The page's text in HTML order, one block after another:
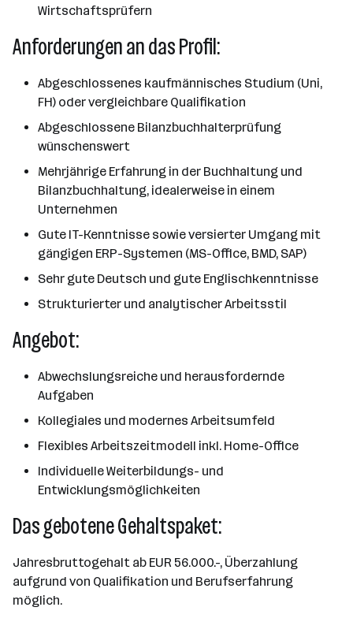
Wirtschaftsprüfern
Anforderungen an das Profil:
Abgeschlossenes kaufmännisches Studium (Uni,
FH) oder vergleichbare Qualifikation
Abgeschlossene Bilanzbuchhalterprüfung
wünschenswert
Mehrjährige Erfahrung in der Buchhaltung und
Bilanzbuchhaltung, idealerweise in einem
Unternehmen
Gute IT-Kenntnisse sowie versierter Umgang mit
gängigen ERP-Systemen (MS-Office, BMD, SAP)
Sehr gute Deutsch und gute Englischkenntnisse
Strukturierter und analytischer Arbeitsstil
Angebot:
Abwechslungsreiche und herausfordernde
Aufgaben
Kollegiales und modernes Arbeitsumfeld
Flexibles Arbeitszeitmodell inkl. Home-Office
Individuelle Weiterbildungs- und
Entwicklungsmöglichkeiten
Das gebotene Gehaltspaket:
Jahresbruttogehalt ab EUR 56.000.-, Überzahlung
aufgrund von Qualifikation und Berufserfahrung
möglich.